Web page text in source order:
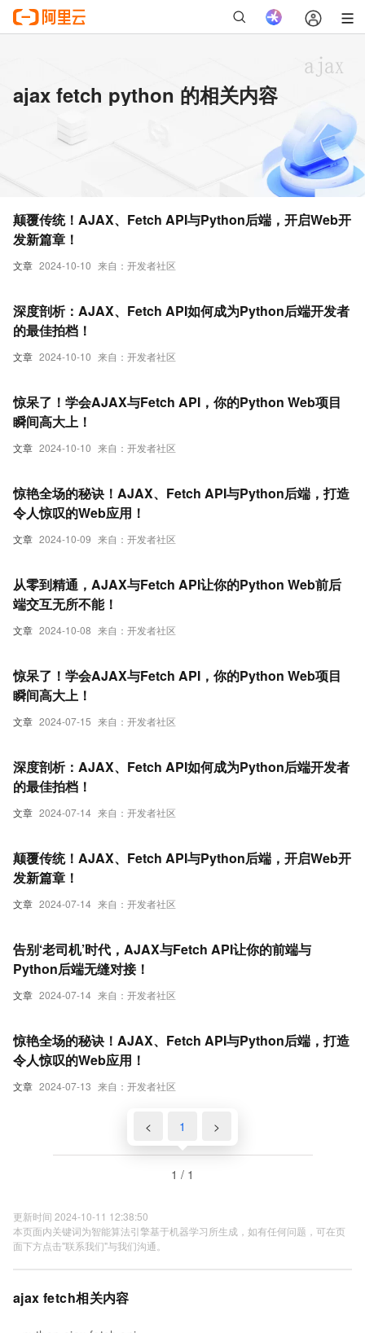
ajax fetch python 的相关内容
文章 2024-10-10 来自：开发者社区
颠覆传统！AJAX、Fetch API与Python后端，开启Web开
发新篇章！
文章 2024-10-10 来自：开发者社区
深度剖析：AJAX、Fetch API如何成为Python后端开发者
的最佳拍档！
文章 2024-10-10 来自：开发者社区
惊呆了！学会AJAX与Fetch API，你的Python Web项目
瞬间高大上！
文章 2024-10-09 来自：开发者社区
惊艳全场的秘诀！AJAX、Fetch API与Python后端，打造
令人惊叹的Web应用！
文章 2024-10-08 来自：开发者社区
从零到精通，AJAX与Fetch API让你的Python Web前后
端交互无所不能！
文章 2024-07-15 来自：开发者社区
惊呆了！学会AJAX与Fetch API，你的Python Web项目
瞬间高大上！
文章 2024-07-14 来自：开发者社区
深度剖析：AJAX、Fetch API如何成为Python后端开发者
的最佳拍档！
文章 2024-07-14 来自：开发者社区
颠覆传统！AJAX、Fetch API与Python后端，开启Web开
发新篇章！
文章 2024-07-14 来自：开发者社区
告别‘老司机’时代，AJAX与Fetch API让你的前端与
Python后端无缝对接！
文章 2024-07-13 来自：开发者社区
惊艳全场的秘诀！AJAX、Fetch API与Python后端，打造
令人惊叹的Web应用！
< 1 >
1 / 1
更新时间 2024-10-11 12:38:50
本页面内关键词为智能算法引擎基于机器学习所生成，如有任何问题，可在页
面下方点击"联系我们"与我们沟通。
ajax fetch相关内容